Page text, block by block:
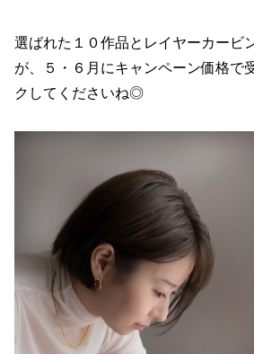
選ばれた１０作品とレイヤーカービ
が、５・６月にキャンペーン価格で
クしてくださいね◎